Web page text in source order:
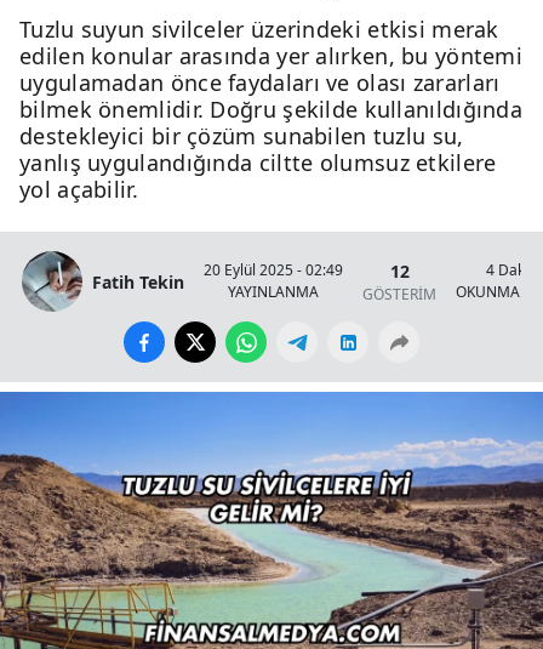
Tuzlu suyun sivilceler üzerindeki etkisi merak
edilen konular arasında yer alırken, bu yöntemi
uygulamadan önce faydaları ve olası zararları
bilmek önemlidir. Doğru şekilde kullanıldığında
destekleyici bir çözüm sunabilen tuzlu su,
yanlış uygulandığında ciltte olumsuz etkilere
yol açabilir.
Fatih Tekin
20 Eylül 2025 - 02:49
YAYINLANMA
12
GÖSTERİM
4 Dakika
OKUNMA